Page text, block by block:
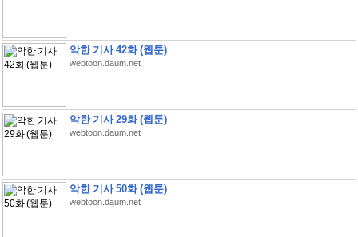
악한 기사 42화 (웹툰)
webtoon.daum.net
악한 기사 29화 (웹툰)
webtoon.daum.net
악한 기사 50화 (웹툰)
webtoon.daum.net